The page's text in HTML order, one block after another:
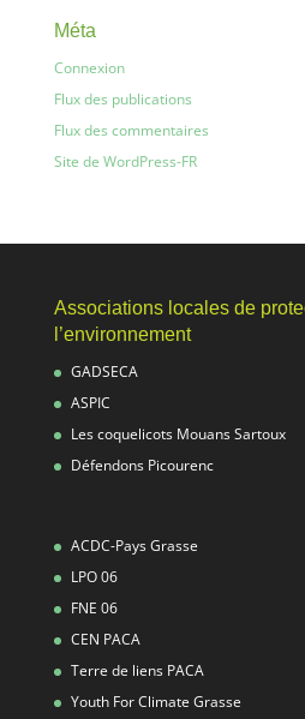
Méta
Connexion
Flux des publications
Flux des commentaires
Site de WordPress-FR
Associations locales de
l’environnement
GADSECA
ASPIC
Les coquelicots Mouans Sartoux
Défendons Picourenc
ACDC-Pays Grasse
LPO 06
FNE 06
CEN PACA
Terre de liens PACA
Youth For Climate Grasse